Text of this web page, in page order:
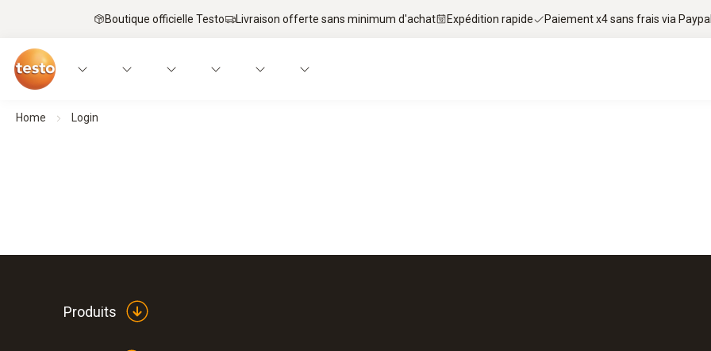
Boutique officielle Testo Livraison offerte sans minimum d'achat Expédition rapide Paiement x4 sans frais via
Home Login
Produits